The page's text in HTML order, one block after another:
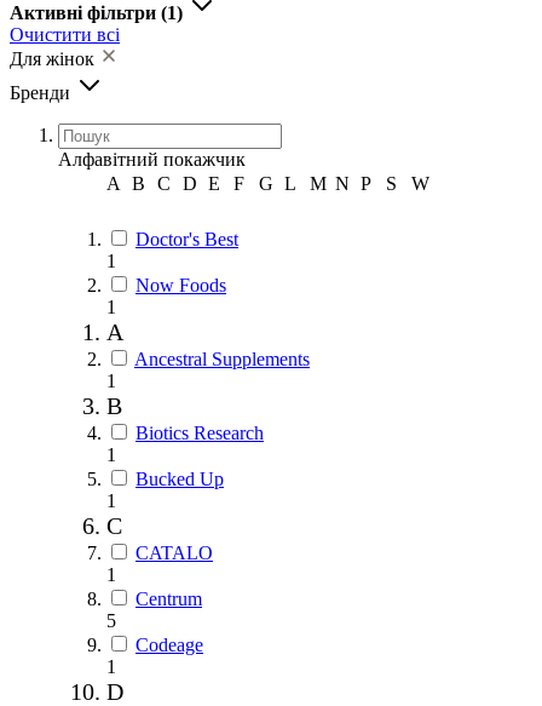
Активні фільтри (1)
Очистити всі
Для жінок
Бренди
Алфавітний покажчик
A
B C D E F G L M N P S W
Doctor's Best
1
Now Foods
1
A
Ancestral Supplements
1
B
Biotics Research
1
Bucked Up
1
C
CATALO
1
Centrum
5
Codeage
1
D